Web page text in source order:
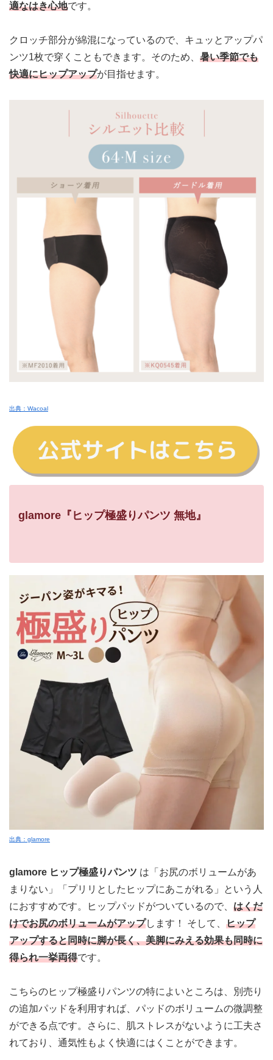
適なはき心地です。
クロッチ部分が綿混になっているので、キュッとアップパ
ンツ1枚で穿くこともできます。そのため、 暑い季節でも
快適にヒップアップが目指せます。
出典：Wacoal
glamore『ヒップ極盛りパンツ 無地』
出典：glamore
glamore ヒップ極盛りパンツ は 「お尻のボリュームがあ
まりない」「プリリとしたヒップにあこがれる」という人
におすすめです。
ヒップパッドがついているので、 はくだ
けでお尻のボリュームがアップします！ そして、 ヒップ
アップすると同時に脚が長く、美脚にみえる効果も同時に
得られ一挙両得です。
こちらのヒップ極盛りパンツの特によいところは、別売り
の追加パッドを利用すれば、パッドのボリュームの微調整
ができる点です。さらに、肌ストレスがないように工夫さ
れており、通気性もよく快適にはくことができます。